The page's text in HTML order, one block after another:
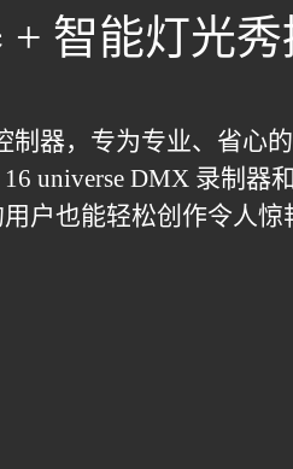
智能灯光秀
器，专为专业、省
universe DMX 录制
户也能轻松创作令人